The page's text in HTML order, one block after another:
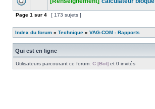
Page 1 sur 4 [ 173 sujets ]
Index du forum » Technique » VAG-COM - Rapports
Qui est en ligne
Utilisateurs parcourant ce forum: C [Bot] et 0 invités